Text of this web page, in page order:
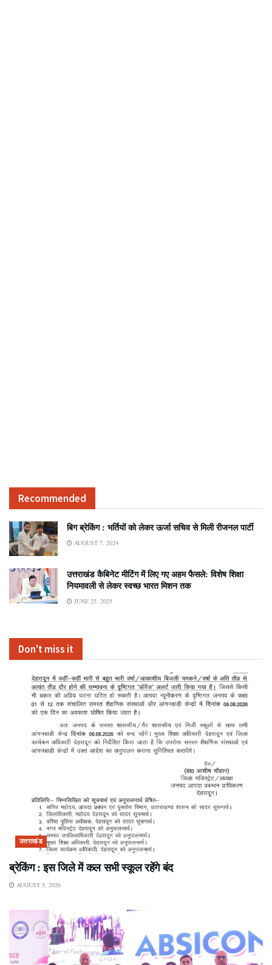
Recommended
बिग ब्रेकिंग : भर्तियों को लेकर ऊर्जा सचिव से मिली रीजनल पार्टी
AUGUST 7, 2024
उत्तराखंड कैबिनेट मीटिंग में लिए गए अहम फैसले: विशेष शिक्षा
नियमावली से लेकर स्वच्छ भारत मिशन तक
JUNE 25, 2025
Don't miss it
उत्तराखंड
ब्रेकिंग : इस जिले में कल सभी स्कूल रहेंगे बंद
AUGUST 5, 2026